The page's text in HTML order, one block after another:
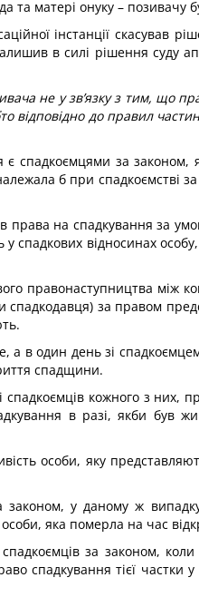
та матері онуку – позивачу
інстанції скасував
в силі рішення суду
не у зв’язку з тим, що
відповідно до правил
спадкоємцями за законом,
б при спадкоємстві
на спадкування за
спадкових відносинах
правонаступництва між
спадкодавця) за правом
а в один день зі
спадщини.
спадкоємців кожного з них,
в разі, якби був
особи, яку
у даному ж випадку
яка померла на час
за законом,
спадкування тієї частки